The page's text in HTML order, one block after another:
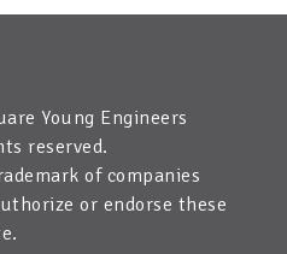
Young Engineers
reserved.
of companies
or endorse these